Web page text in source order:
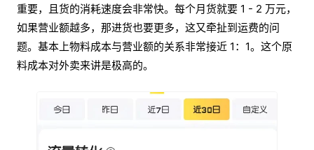
重要，且货的消耗速度会非常快。每个月货就要 1 - 2 万元，
如果营业额越多，那进货也要更多，这又牵扯到运费的问
题。基本上物料成本与营业额的关系非常接近 1：1。这个原
料成本对外卖来讲是极高的。